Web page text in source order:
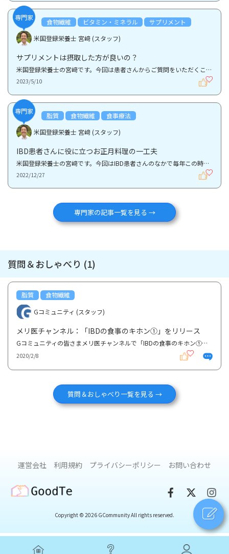
専門家
食物繊維 ビタミン・ミネラル
サプリメント
米国登録栄養士 宮﨑 (スタッフ)
サプリメントは摂取した方が良いの？
米国登録栄養士の宮﨑です。今回は患者さんからご質問をいただくことの多いサプリメントの摂取について...
2023/5/10
専門家
脂質 食物繊維
食事療法
米国登録栄養士 宮﨑 (スタッフ)
IBD患者さんに役に立つお正月料理の一工夫
米国登録栄養士の宮﨑です。今回はIBD患者さんのなかで毎年この時期に話題になる「正月料理との付き合い...
2022/12/27
専門家の記事一覧を見る →
質問＆おしゃべり (1)
脂質
食物繊維
Gコミュニティ (スタッフ)
メリ医チャンネル：「IBDの食事のキホン①」をリリース
Gコミュニティの皆さまメリ医チャンネルで「IBDの食事のキホン①」が配信されました。https://youtu.be/_...
2020/2/8
質問＆おしゃべり一覧を見る →
運営会社 利用規約 プライバシーポリシー お問い合わせ
GoodTe
Copyright © 2026 GCommunity All rights reserved.